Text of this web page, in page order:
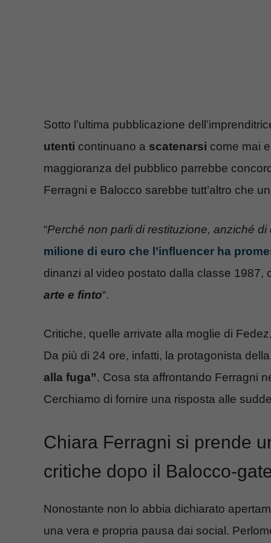
Sotto l’ultima pubblicazione
utenti continuano a scatenarsi come mai
maggioranza del pubblico parrebbe
Ferragni e Balocco sarebbe tutt’altro che
“Perché non parli di restituzione, anziché
milione di euro che l’influencer ha
dinanzi al video postato dalla classe 1987,
arte e finto“.
Critiche, quelle arrivate alla moglie di
Da più di 24 ore, infatti, la protagonista
alla fuga”. Cosa sta affrontando Ferragni
Cerchiamo di fornire una risposta alle
Chiara Ferragni si prende
critiche dopo il Balocco-
Nonostante non lo abbia dichiarato
una vera e propria pausa dai social.